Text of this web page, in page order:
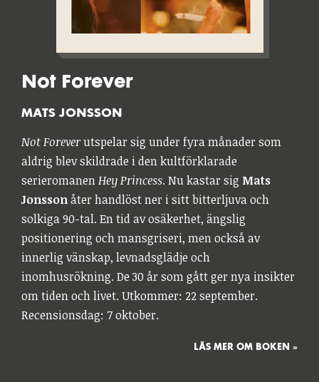
Not Forever
MATS JONSSON
Not Foreverutspelar sig under fyra månader som
aldrig blev skildrade i den kultförklarade
serieromanenHey Princess. Nu kastar sig Mats
Jonssonåter handlöst ner i sitt bitterljuva och
solkiga 90-tal. En tid av osäkerhet, ängslig
positionering och mansgriseri, men också av
innerlig vänskap, levnadsglädje och
inomhusrökning. De 30 år som gått ger nya insikter
om tiden och livet. Utkommer: 22 september.
Recensionsdag: 7 oktober.
LÄS MER OM BOKEN »